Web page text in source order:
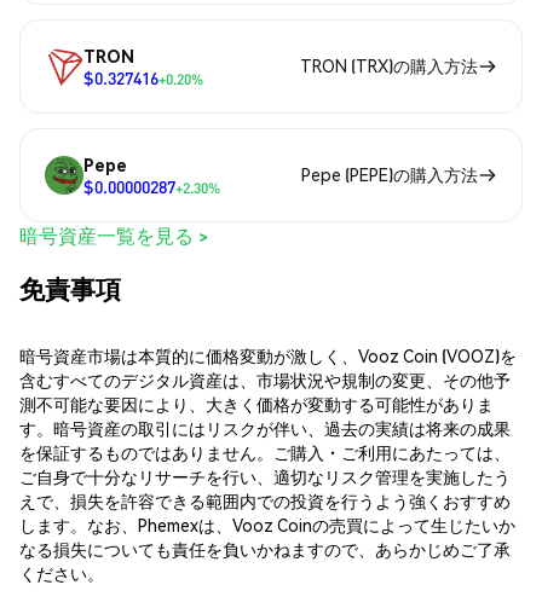
TRON
$0.327416+0.20%
TRON (TRX)の購入方法
Pepe
$0.00000287+2.30%
Pepe (PEPE)の購入方法
暗号資産一覧を見る >
免責事項
暗号資産市場は本質的に価格変動が激しく、Vooz Coin (VOOZ)を
含むすべてのデジタル資産は、市場状況や規制の変更、その他予
測不可能な要因により、大きく価格が変動する可能性がありま
す。暗号資産の取引にはリスクが伴い、過去の実績は将来の成果
を保証するものではありません。ご購入・ご利用にあたっては、
ご自身で十分なリサーチを行い、適切なリスク管理を実施したう
えで、損失を許容できる範囲内での投資を行うよう強くおすすめ
します。なお、Phemexは、Vooz Coinの売買によって生じたいか
なる損失についても責任を負いかねますので、あらかじめご了承
ください。